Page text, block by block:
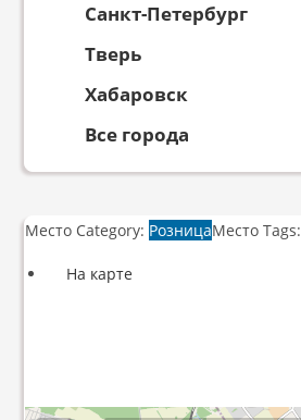
Санкт-Петербург
Тверь
Хабаровск
Все города
Место Category: РозницаМесто
На карте